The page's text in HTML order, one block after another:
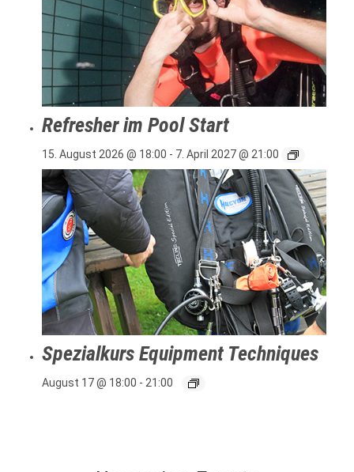
Refresher im Pool Start
15. August 2026 @ 18:00 - 7. April 2027 @ 21:00
Spezialkurs Equipment Techniques
August 17 @ 18:00 - 21:00